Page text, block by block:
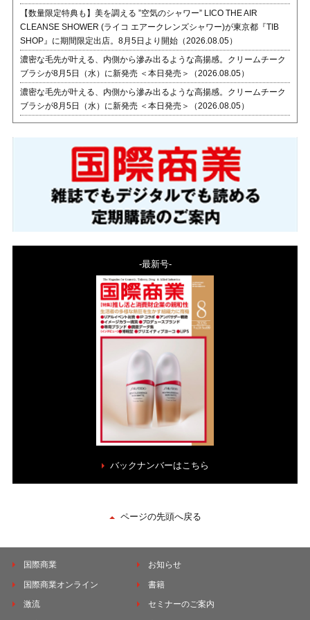
【数量限定特典も】美を調える ”空気のシャワー” LICO THE AIR
CLEANSE SHOWER (ライコ エアークレンズシャワー)が東京都『TIB
SHOP』に期間限定出店。8月5日より開始（2026.08.05）
濃密な毛先が叶える、内側から滲み出るような高揚感。クリームチーク
ブラシが8月5日（水）に新発売 ＜本日発売＞（2026.08.05）
濃密な毛先が叶える、内側から滲み出るような高揚感。クリームチーク
ブラシが8月5日（水）に新発売 ＜本日発売＞（2026.08.05）
-最新号-
バックナンバーはこちら
ページの先頭へ戻る
国際商業
国際商業オンライン
激流
お知らせ
書籍
セミナーのご案内